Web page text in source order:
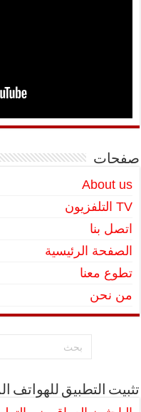
صفحات
About us
TV التلفزيون
اتصل بنا
الصفحة الرئيسية
تطوع معنا
من نحن
تثبيت التطبيق للهواتف